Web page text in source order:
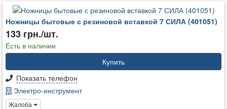
Ножницы бытовые с резиновой вставкой 7 СИЛА (401051)
133 грн./шт.
Есть в наличии
Купить
Показать телефон
Электро-инструмент
Жалоба